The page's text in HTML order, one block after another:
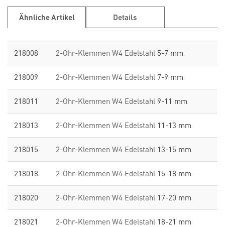
Ähnliche Artikel Details
218008 2-Ohr-Klemmen W4 Edelstahl 5-7 mm
218009 2-Ohr-Klemmen W4 Edelstahl 7-9 mm
218011 2-Ohr-Klemmen W4 Edelstahl 9-11 mm
218013 2-Ohr-Klemmen W4 Edelstahl 11-13 mm
218015 2-Ohr-Klemmen W4 Edelstahl 13-15 mm
218018 2-Ohr-Klemmen W4 Edelstahl 15-18 mm
218020 2-Ohr-Klemmen W4 Edelstahl 17-20 mm
218021 2-Ohr-Klemmen W4 Edelstahl 18-21 mm